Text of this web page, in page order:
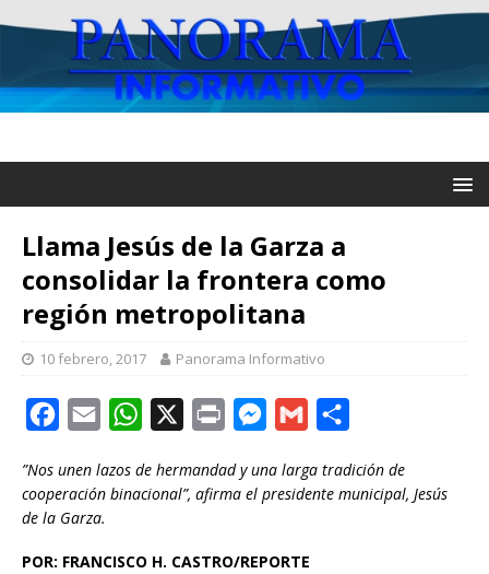
Llama Jesús de la Garza a
consolidar la frontera como
región metropolitana
10 febrero, 2017 Panorama Informativo
c
e
a
i
W
a
i
M
s
a
m
”Nos unen lazos de hermandad y una larga tradición de
cooperación binacional”, afirma el presidente municipal, Jesús
de la Garza.
POR: FRANCISCO H. CASTRO/REPORTE